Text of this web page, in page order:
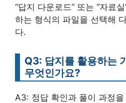
“답지 다운로드” 또는 “자료
하는 형식의 파일을 선택해
다.
Q3: 답지를 활용하는
무엇인가요?
A3: 정답 확인과 풀이 과정